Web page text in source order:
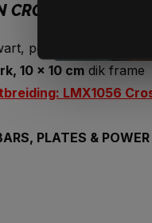
CROSSMAXX
powdercoated
10 x 10 cm dik frame
LMX1056
PLATES &